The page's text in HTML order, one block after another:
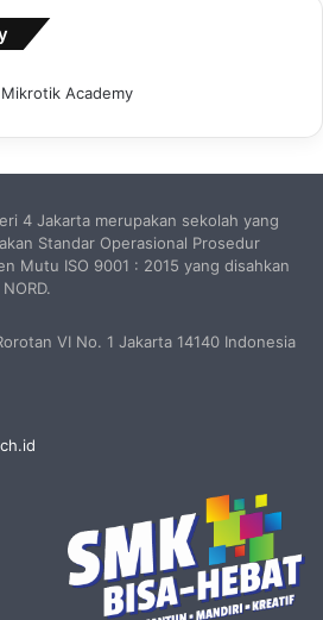
4 Jakarta merupakan sekolah yang
Standar Operasional Prosedur
Mutu ISO 9001 : 2015 yang disahkan
VI No. 1 Jakarta 14140 Indonesia